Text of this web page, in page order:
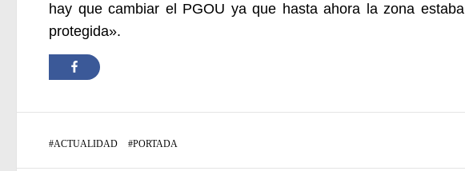
hay que cambiar el PGOU ya que hasta ahora la zona
protegida».
#ACTUALIDAD #PORTADA